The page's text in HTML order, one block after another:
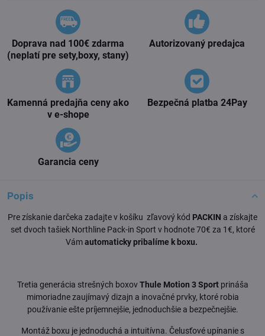
Doprava nad 100€ zdarma
(neplatí pre sety,boxy, stany)
Autorizovaný predajca
Kamenná predajňa ceny ako
v e-shope
Bezpečná platba 24Pay
Garancia ceny
Popis
Pre získanie darčeka zadajte v košíku zľavový kód PACKIN a získajte
set dvoch tašiek Northline Pack-in Sport v hodnote 70€ za 1€, ktoré
Vámautomaticky pribalíme k boxu.
Tretia generácia strešných boxovThule Motion 3 Sportprináša
mimoriadne zaujímavý dizajn a inovačné prvky, ktoré robia
používanie ešte príjemnejšie, jednoduchšie a bezpečnejšie.
Montáž boxu je jednoduchá a intuitívna. Čelusťové upínanie s